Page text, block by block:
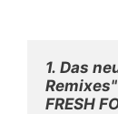
1. Das
FRESH